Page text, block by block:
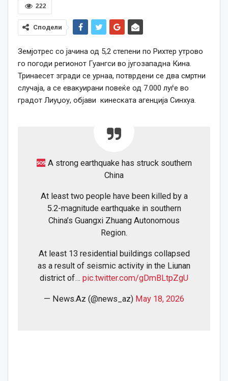
222
Сподели
Земјотрес со јачина од 5,2 степени по Рихтер утрово
го погоди регионот Гуангси во југозападна Кина.
Тринаесет згради се урнаа, потврдени се два смртни
случаја, а се евакуирани повеќе од 7.000 луѓе во
градот Лиуџоу, објави кинеската агенција Синхуа.
A strong earthquake has struck southern
China
At least two people have been killed by a
5.2-magnitude earthquake in southern
China’s Guangxi Zhuang Autonomous
Region.
At least 13 residential buildings collapsed
as a result of seismic activity in the Liunan
district of… pic.twitter.com/gDmBLtpZgU
— News.Az (@news_az) May 18, 2026